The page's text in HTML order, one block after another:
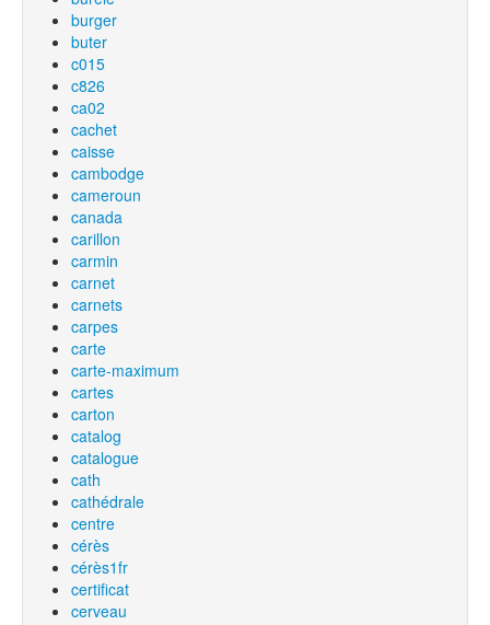
burger
buter
c015
c826
ca02
cachet
caisse
cambodge
cameroun
canada
carillon
carmin
carnet
carnets
carpes
carte
carte-maximum
cartes
carton
catalog
catalogue
cath
cathédrale
centre
cérès
cérès1fr
certificat
cerveau